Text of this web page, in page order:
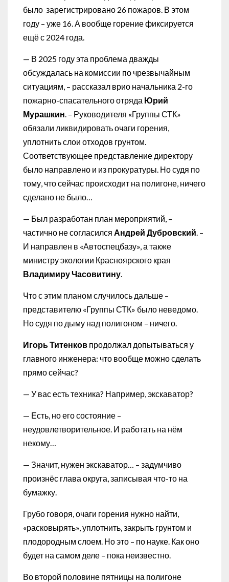
было зарегистрировано 26 пожаров. В этом
году – уже 16. А вообще горение фиксируется
ещё с 2024 года.
— В 2025 году эта проблема дважды
обсуждалась на комиссии по чрезвычайным
ситуациям, – рассказал врио начальника 2-го
пожарно-спасательного отряда Юрий
Мурашкин. – Руководителя «Группы СТК»
обязали ликвидировать очаги горения,
уплотнить слои отходов грунтом.
Соответствующее представление директору
было направлено и из прокуратуры. Но судя по
тому, что сейчас происходит на полигоне, ничего
сделано не было…
— Был разработан план мероприятий, –
частично не согласился Андрей Дубровский. –
И направлен в «Автоспецбазу», а также
министру экологии Красноярского края
Владимиру Часовитину.
Что с этим планом случилось дальше –
представителю «Группы СТК» было неведомо.
Но судя по дыму над полигоном – ничего.
Игорь Титенков продолжал допытываться у
главного инженера: что вообще можно сделать
прямо сейчас?
— У вас есть техника? Например, экскаватор?
— Есть, но его состояние –
неудовлетворительное. И работать на нём
некому…
— Значит, нужен экскаватор… – задумчиво
произнёс глава округа, записывая что-то на
бумажку.
Грубо говоря, очаги горения нужно найти,
«расковырять», уплотнить, закрыть грунтом и
плодородным слоем. Но это – по науке. Как оно
будет на самом деле – пока неизвестно.
Во второй половине пятницы на полигоне